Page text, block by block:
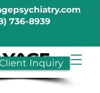
736-8939
Inquiry